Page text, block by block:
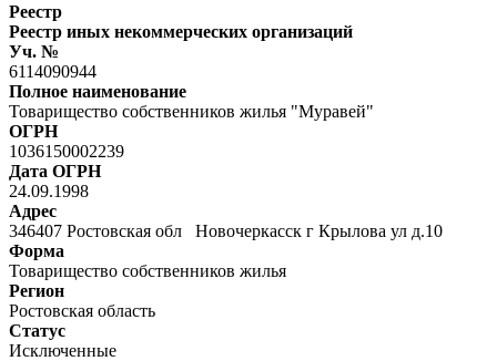
Реестр
Реестр иных некоммерческих организаций
Уч. №
6114090944
Полное наименование
Товарищество собственников жилья "Муравей"
ОГРН
1036150002239
Дата ОГРН
24.09.1998
Адрес
346407 Ростовская обл Новочеркасск г Крылова ул д.10
Форма
Товарищество собственников жилья
Регион
Ростовская область
Статус
Исключенные